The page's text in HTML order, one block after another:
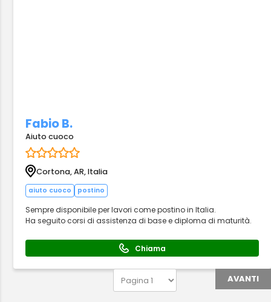
Fabio B.
Aiuto cuoco
Cortona, AR, Italia
aiuto cuoco postino
Sempre disponibile per lavori come postino in Italia.
Ha seguito corsi di assistenza di base e diploma di maturità.
Chiama
AVANTI